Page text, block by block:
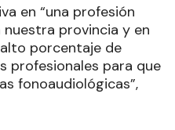
en “una profesión
provincia y en
porcentaje de
profesionales para que
fonoaudiológicas”,